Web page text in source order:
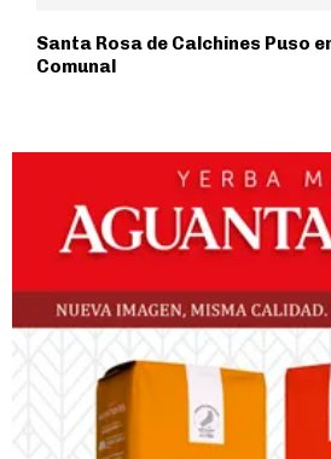
Santa Rosa de Calchines Puso
Comunal